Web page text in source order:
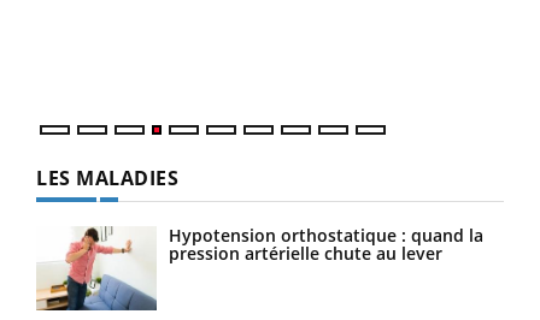
LES MALADIES
Hypotension orthostatique : quand la
pression artérielle chute au lever